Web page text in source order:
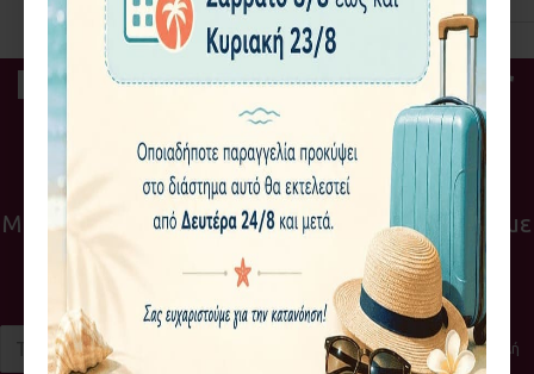
Εγγραφή στο Newsletter
της Bean & Herb
Μείνετε ενημερωμένοι με νέα και προσφορές με
την εγγραφή σας στο Newsletter μας!
Αποστολή